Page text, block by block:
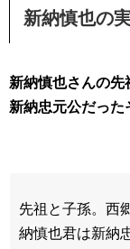
新納慎也の
新納慎也さんの先
新納忠元公だった
先祖と子孫。西
納慎也君は新納